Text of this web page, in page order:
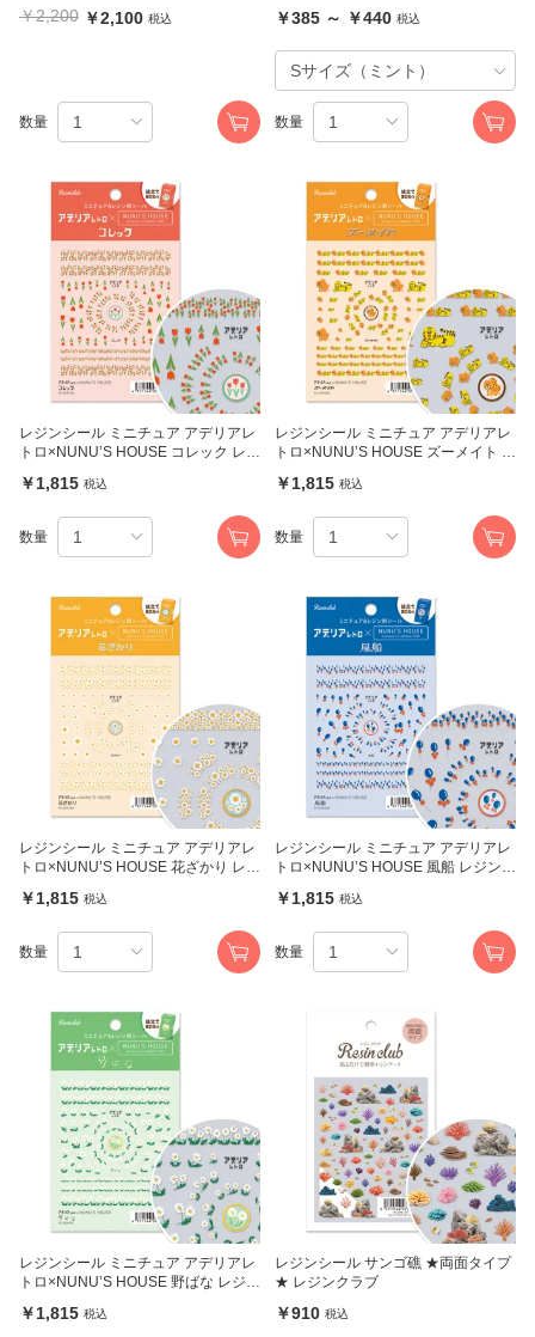
￥2,200 ￥2,100 税込
数量
￥385 ～ ￥440 税込
数量
レジンシール ミニチュア アデリアレ
トロ×NUNU’S HOUSE コレック レジ
￥1,815 税込
数量
レジンシール ミニチュア アデリアレ
トロ×NUNU’S HOUSE ズーメイト レ
￥1,815 税込
数量
レジンシール ミニチュア アデリアレ
トロ×NUNU’S HOUSE 花ざかり レジ
￥1,815 税込
数量
レジンシール ミニチュア アデリアレ
トロ×NUNU’S HOUSE 風船 レジンク
￥1,815 税込
数量
レジンシール ミニチュア アデリアレ
トロ×NUNU’S HOUSE 野ばな レジン
￥1,815 税込
レジンシール サンゴ礁 ★両面タイプ
★ レジンクラブ
￥910 税込